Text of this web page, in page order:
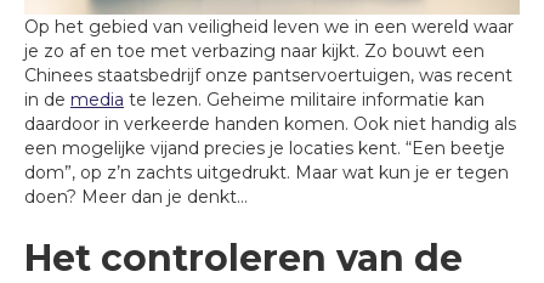
Op het gebied van veiligheid leven we in een wereld waar
je zo af en toe met verbazing naar kijkt. Zo bouwt een
Chinees staatsbedrijf onze pantservoertuigen, was recent
in de media te lezen. Geheime militaire informatie kan
daardoor in verkeerde handen komen. Ook niet handig als
een mogelijke vijand precies je locaties kent. “Een beetje
dom”, op z’n zachts uitgedrukt. Maar wat kun je er tegen
doen? Meer dan je denkt…
Het controleren van de